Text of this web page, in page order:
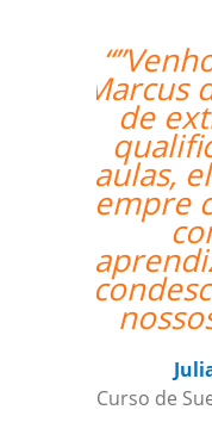
“”O
me
às
Curso